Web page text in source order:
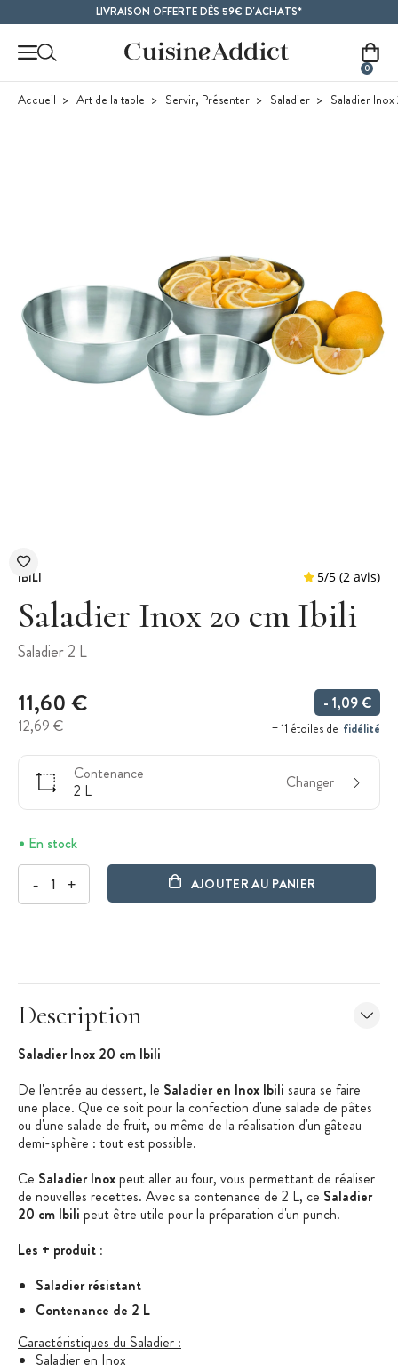
LIVRAISON OFFERTE DÈS 59€ D'ACHATS*
0
Accueil Art de la table Servir, Présenter Saladier Saladier
IBILI
Saladier Inox 20 cm Ibili
Saladier 2 L
11,60 €
12,69 €
- 1,09 €
+ 11 étoiles de fidélité
Contenance
2 L
Changer
En stock
- + AJOUTER AU PANIER
Description
Saladier Inox 20 cm Ibili
De l'entrée au dessert, le Saladier en Inox Ibili saura se faire
une place. Que ce soit pour la confection d'une salade de pâtes
ou d'une salade de fruit, ou même de la réalisation d'un gâteau
demi-sphère : tout est possible.
Ce Saladier Inoxpeut aller au four, vous permettant de réaliser
de nouvelles recettes. Avec sa contenance de 2 L, ce Saladier
20 cm Ibili peut être utile pour la préparation d'un punch.
Les + produit :
Saladier résistant
Contenance de 2 L
Caractéristiques du Saladier :
Saladier en Inox